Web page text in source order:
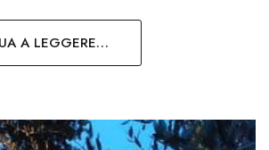
A LEGGERE…